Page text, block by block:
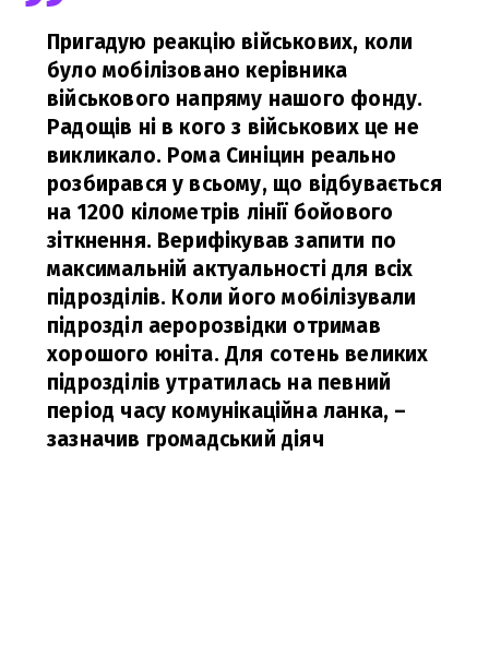
Пригадую реакцію військових, коли
було мобілізовано керівника
військового напряму нашого фонду.
Радощів ні в кого з військових це не
викликало. Рома Синіцин реально
розбирався у всьому, що відбувається
на 1200 кілометрів лінії бойового
зіткнення. Верифікував запити по
максимальній актуальності для всіх
підрозділів. Коли його мобілізували
підрозділ аеророзвідки отримав
хорошого юніта. Для сотень великих
підрозділів утратилась на певний
період часу комунікаційна ланка, –
зазначив громадський діяч